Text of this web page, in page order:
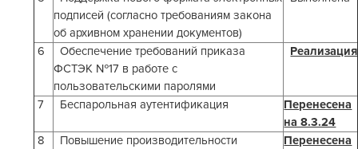
подписей (согласно требованиям закона
об архивном хранении документов)
6
Обеспечение требований приказа
ФСТЭК №17 в работе с
пользовательскими паролями
Реализация
7 Беспарольная аутентификация
Перенесена
на 8.3.24
8
Повышение производительности
Перенесена